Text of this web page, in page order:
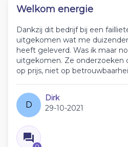
Welkom energie
Dankzij dit bedrijf bij een
uitgekomen wat me
heeft geleverd. Was ik maar
uitgekomen. Ze onderzoeken
op prijs, niet op
D
Dirk
29-10-2021